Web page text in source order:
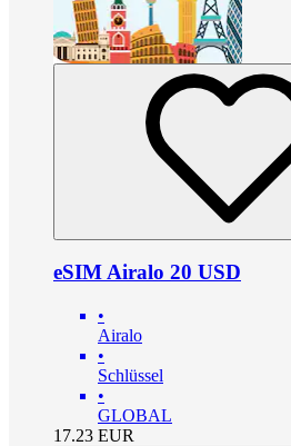
eSIM Airalo 20 USD
•
Airalo
•
Schlüssel
•
GLOBAL
17.23 EUR